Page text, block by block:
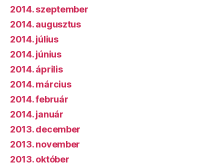
2014. szeptember
2014. augusztus
2014. július
2014. június
2014. április
2014. március
2014. február
2014. január
2013. december
2013. november
2013. október